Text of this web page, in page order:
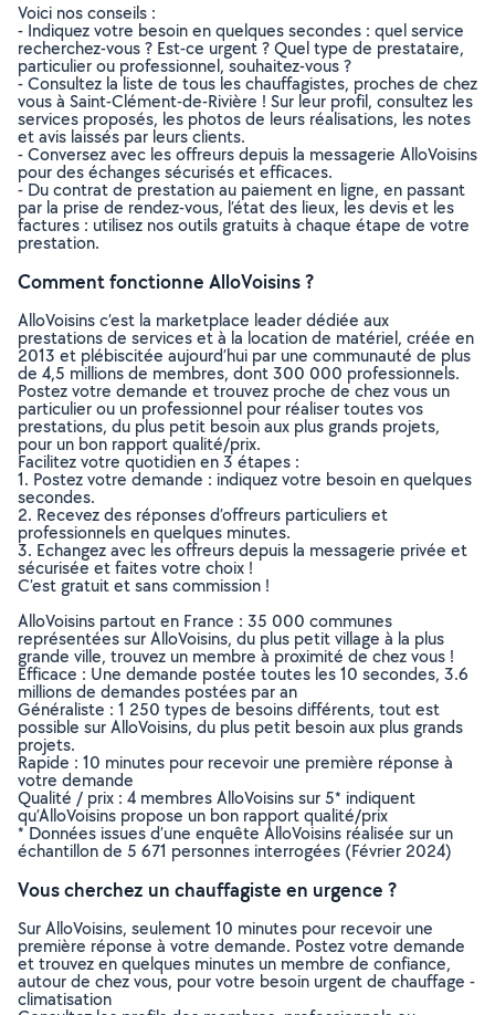
Voici nos conseils :
- Indiquez votre besoin en quelques secondes : quel service
recherchez-vous ? Est-ce urgent ? Quel type de prestataire,
particulier ou professionnel, souhaitez-vous ?
- Consultez la liste de tous les chauffagistes, proches de chez
vous à Saint-Clément-de-Rivière ! Sur leur profil, consultez les
services proposés, les photos de leurs réalisations, les notes
et avis laissés par leurs clients.
- Conversez avec les offreurs depuis la messagerie AlloVoisins
pour des échanges sécurisés et efficaces.
- Du contrat de prestation au paiement en ligne, en passant
par la prise de rendez-vous, l’état des lieux, les devis et les
factures : utilisez nos outils gratuits à chaque étape de votre
prestation.
Comment fonctionne AlloVoisins ?
AlloVoisins c’est la marketplace leader dédiée aux
prestations de services et à la location de matériel, créée en
2013 et plébiscitée aujourd’hui par une communauté de plus
de 4,5 millions de membres, dont 300 000 professionnels.
Postez votre demande et trouvez proche de chez vous un
particulier ou un professionnel pour réaliser toutes vos
prestations, du plus petit besoin aux plus grands projets,
pour un bon rapport qualité/prix.
Facilitez votre quotidien en 3 étapes :
1. Postez votre demande : indiquez votre besoin en quelques
secondes.
2. Recevez des réponses d’offreurs particuliers et
professionnels en quelques minutes.
3. Echangez avec les offreurs depuis la messagerie privée et
sécurisée et faites votre choix !
C’est gratuit et sans commission !
AlloVoisins partout en France : 35 000 communes
représentées sur AlloVoisins, du plus petit village à la plus
grande ville, trouvez un membre à proximité de chez vous !
Efficace : Une demande postée toutes les 10 secondes, 3.6
millions de demandes postées par an
Généraliste : 1 250 types de besoins différents, tout est
possible sur AlloVoisins, du plus petit besoin aux plus grands
projets.
Rapide : 10 minutes pour recevoir une première réponse à
votre demande
Qualité / prix : 4 membres AlloVoisins sur 5* indiquent
qu’AlloVoisins propose un bon rapport qualité/prix
* Données issues d’une enquête AlloVoisins réalisée sur un
échantillon de 5 671 personnes interrogées (Février 2024)
Vous cherchez un chauffagiste en urgence ?
Sur AlloVoisins, seulement 10 minutes pour recevoir une
première réponse à votre demande. Postez votre demande
et trouvez en quelques minutes un membre de confiance,
autour de chez vous, pour votre besoin urgent de chauffage -
climatisation